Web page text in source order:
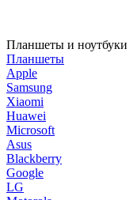
Планшеты и ноутбуки
Планшеты
Apple
Samsung
Xiaomi
Huawei
Microsoft
Asus
Blackberry
Google
LG